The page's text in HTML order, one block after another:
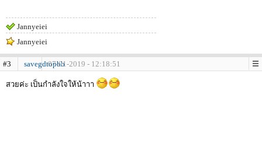
Jannyeiei
Jannyeiei
#3 savegdtopbb07-01-2019 - 12:18:51
สวยค่ะ เป็นกำลังใจให้น้าาา